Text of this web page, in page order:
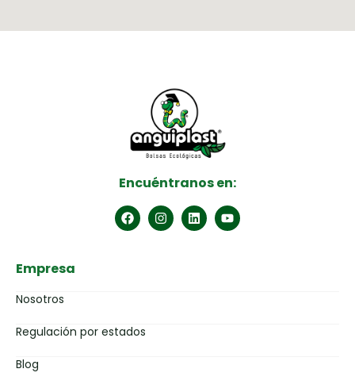
Encuéntranos en:
Empresa
Nosotros
Regulación por estados
Blog